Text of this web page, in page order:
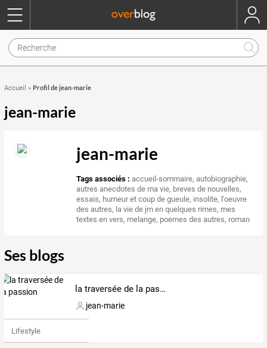
Accueil » Profil de jean-marie
jean-marie
jean-marie
Tags associés : accueil-sommaire,autobiographie,
autres anecdotes de ma vie, breves de nouvelles,
essais, humeur et coup de gueule, insolite, l'oeuvre
des autres, la vie de jm en quelques rimes, mes
textes en vers, melange, poemes des autres, roman
Ses blogs
la traversée de la passion
jean-marie
Lifestyle